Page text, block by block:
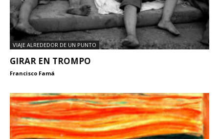
VIAJE ALREDEDOR DE UN PUNTO
GIRAR EN TROMPO
Francisco Famá